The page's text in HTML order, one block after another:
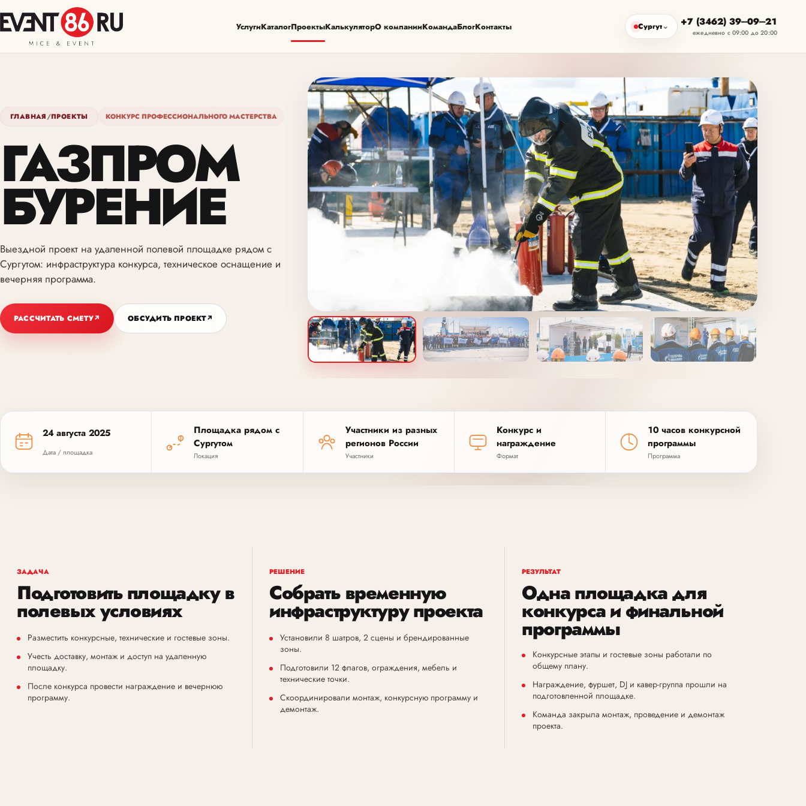
УслугиКаталогПроектыКалькуляторО компанииКомандаБлогКонтакты Сургут +7 (3462) 39‒09‒21
ежедневно с 09:00 до 20:00
ГЛАВНАЯ/ПРОЕКТЫ КОНКУРС ПРОФЕССИОНАЛЬНОГО МАСТЕРСТВА
ГАЗПРОМ
БУРЕНИЕ
Выездной проект на удаленной полевой площадке рядом с
Сургутом: инфраструктура конкурса, техническое оснащение и
вечерняя программа.
РАССЧИТАТЬ СМЕТУ↗ ОБСУДИТЬ ПРОЕКТ↗
24 августа 2025
Дата / площадка
Площадка рядом с
Сургутом
Локация
Участники из разных
регионов России
Участники
Конкурс и
награждение
Формат
10 часов конкурсной
программы
Программа
ЗАДАЧА
Подготовить площадку в
полевых условиях
Разместить конкурсные, технические и гостевые зоны.
Учесть доставку, монтаж и доступ на удаленную
площадку.
После конкурса провести награждение и вечернюю
программу.
РЕШЕНИЕ
Собрать временную
инфраструктуру проекта
Установили 8 шатров, 2 сцены и брендированные
зоны.
Подготовили 12 флагов, ограждения, мебель и
технические точки.
Скоординировали монтаж, конкурсную программу и
демонтаж.
РЕЗУЛЬТАТ
Одна площадка для
конкурса и финальной
программы
Конкурсные этапы и гостевые зоны работали по
общему плану.
Награждение, фуршет, DJ и кавер-группа прошли на
подготовленной площадке.
Команда закрыла монтаж, проведение и демонтаж
проекта.